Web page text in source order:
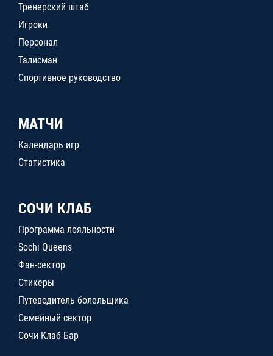
Тренерский штаб
Игроки
Персонал
Талисман
Спортивное руководство
МАТЧИ
Календарь игр
Статистика
СОЧИ КЛАБ
Программа лояльности
Sochi Queens
Фан-сектор
Стикеры
Путеводитель болельщика
Семейный сектор
Сочи Клаб Бар